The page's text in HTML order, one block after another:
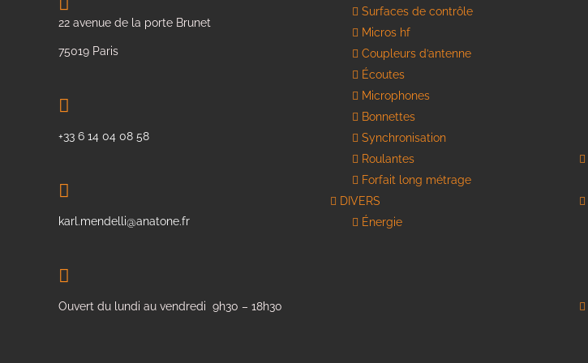
la
la
page
du
produit
22 avenue de la porte Brunet
75019 Paris
+33 6 14 04 08 58
karl.mendelli@anatone.fr
Ouvert du lundi au vendredi 9h30 – 18h30
Surfaces de contrôle
Micros hf
Coupleurs d’antenne
Écoutes
Microphones
Bonnettes
Synchronisation
Roulantes
Forfait long métrage
DIVERS
Énergie